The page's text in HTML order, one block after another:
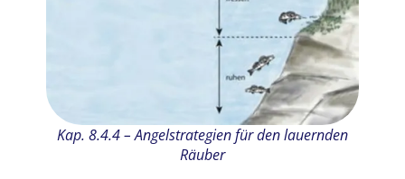
Kap. 8.4.4 – Angelstrategien für den lauernden
Räuber